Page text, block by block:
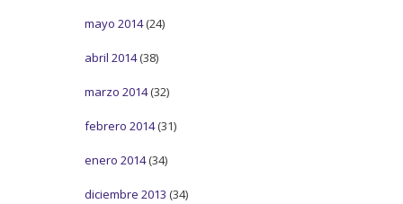
mayo 2014(24)
abril 2014(38)
marzo 2014(32)
febrero 2014(31)
enero 2014(34)
diciembre 2013 (34)